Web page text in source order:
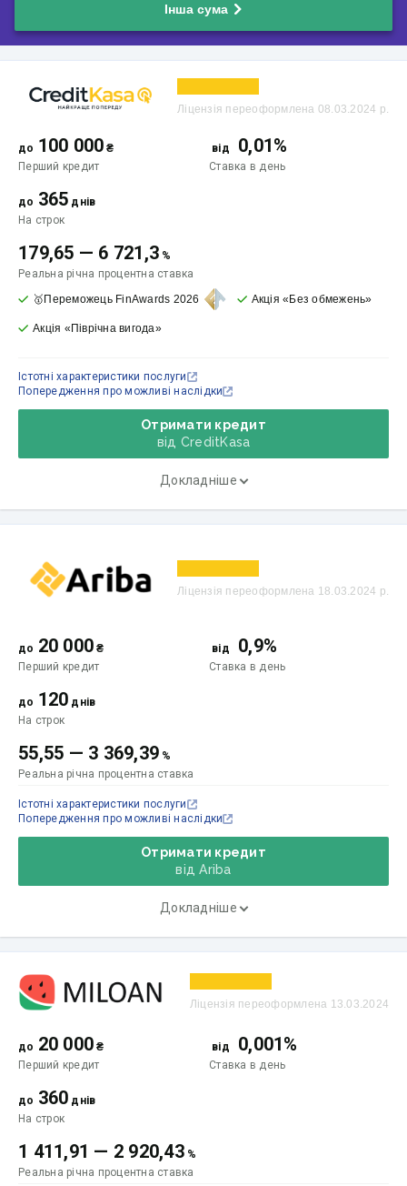
Інша сума
Ліцензія переоформлена 08.03.2024 р.
до 100 000 ₴
Перший кредит
від 0,01%
Ставка в день
до 365 днів
На строк
179,65 — 6 721,3 %
Реальна річна процентна ставка
Отримати кредит
від CreditKasa
Докладніше
🥇Переможець FinAwards 2026 Акція «Без обмежень»
Акція «Піврічна вигода»
Істотні характеристики послуги
Попередження про можливі наслідки
Ліцензія переоформлена 18.03.2024 р.
до 20 000 ₴
Перший кредит
від 0,9%
Ставка в день
до 120 днів
На строк
55,55 — 3 369,39 %
Реальна річна процентна ставка
Отримати кредит
від Ariba
Докладніше
Істотні характеристики послуги
Попередження про можливі наслідки
Ліцензія переоформлена 13.03.2024
до 20 000 ₴
Перший кредит
від 0,001%
Ставка в день
до 360 днів
На строк
1 411,91 — 2 920,43 %
Реальна річна процентна ставка